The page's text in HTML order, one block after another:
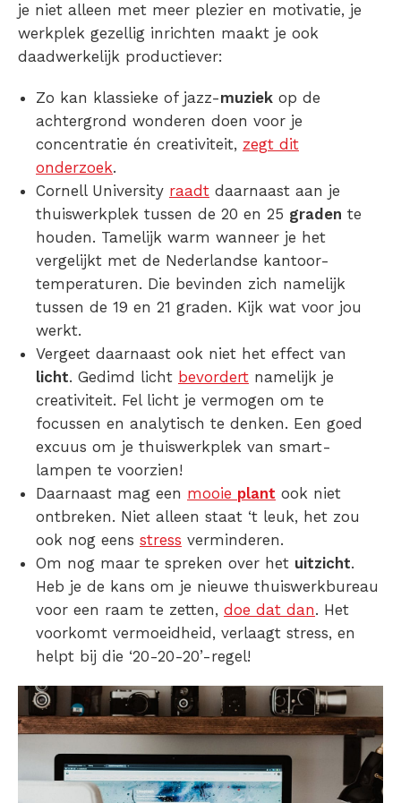
je niet alleen met meer plezier en motivatie, je
werkplek gezellig inrichten maakt je ook
daadwerkelijk productiever:
Zo kan klassieke of jazz-muziek op de
achtergrond wonderen doen voor je
concentratie én creativiteit, zegt dit
onderzoek.
Cornell University raadt daarnaast aan je
thuiswerkplek tussen de 20 en 25 graden te
houden. Tamelijk warm wanneer je het
vergelijkt met de Nederlandse kantoor-
temperaturen. Die bevinden zich namelijk
tussen de 19 en 21 graden. Kijk wat voor jou
werkt.
Vergeet daarnaast ook niet het effect van
licht. Gedimd licht bevordert namelijk je
creativiteit. Fel licht je vermogen om te
focussen en analytisch te denken. Een goed
excuus om je thuiswerkplek van smart-
lampen te voorzien!
Daarnaast mag een mooie plant ook niet
ontbreken. Niet alleen staat ‘t leuk, het zou
ook nog eens stress verminderen.
Om nog maar te spreken over het uitzicht.
Heb je de kans om je nieuwe thuiswerkbureau
voor een raam te zetten, doe dat dan. Het
voorkomt vermoeidheid, verlaagt stress, en
helpt bij die ‘20-20-20’-regel!